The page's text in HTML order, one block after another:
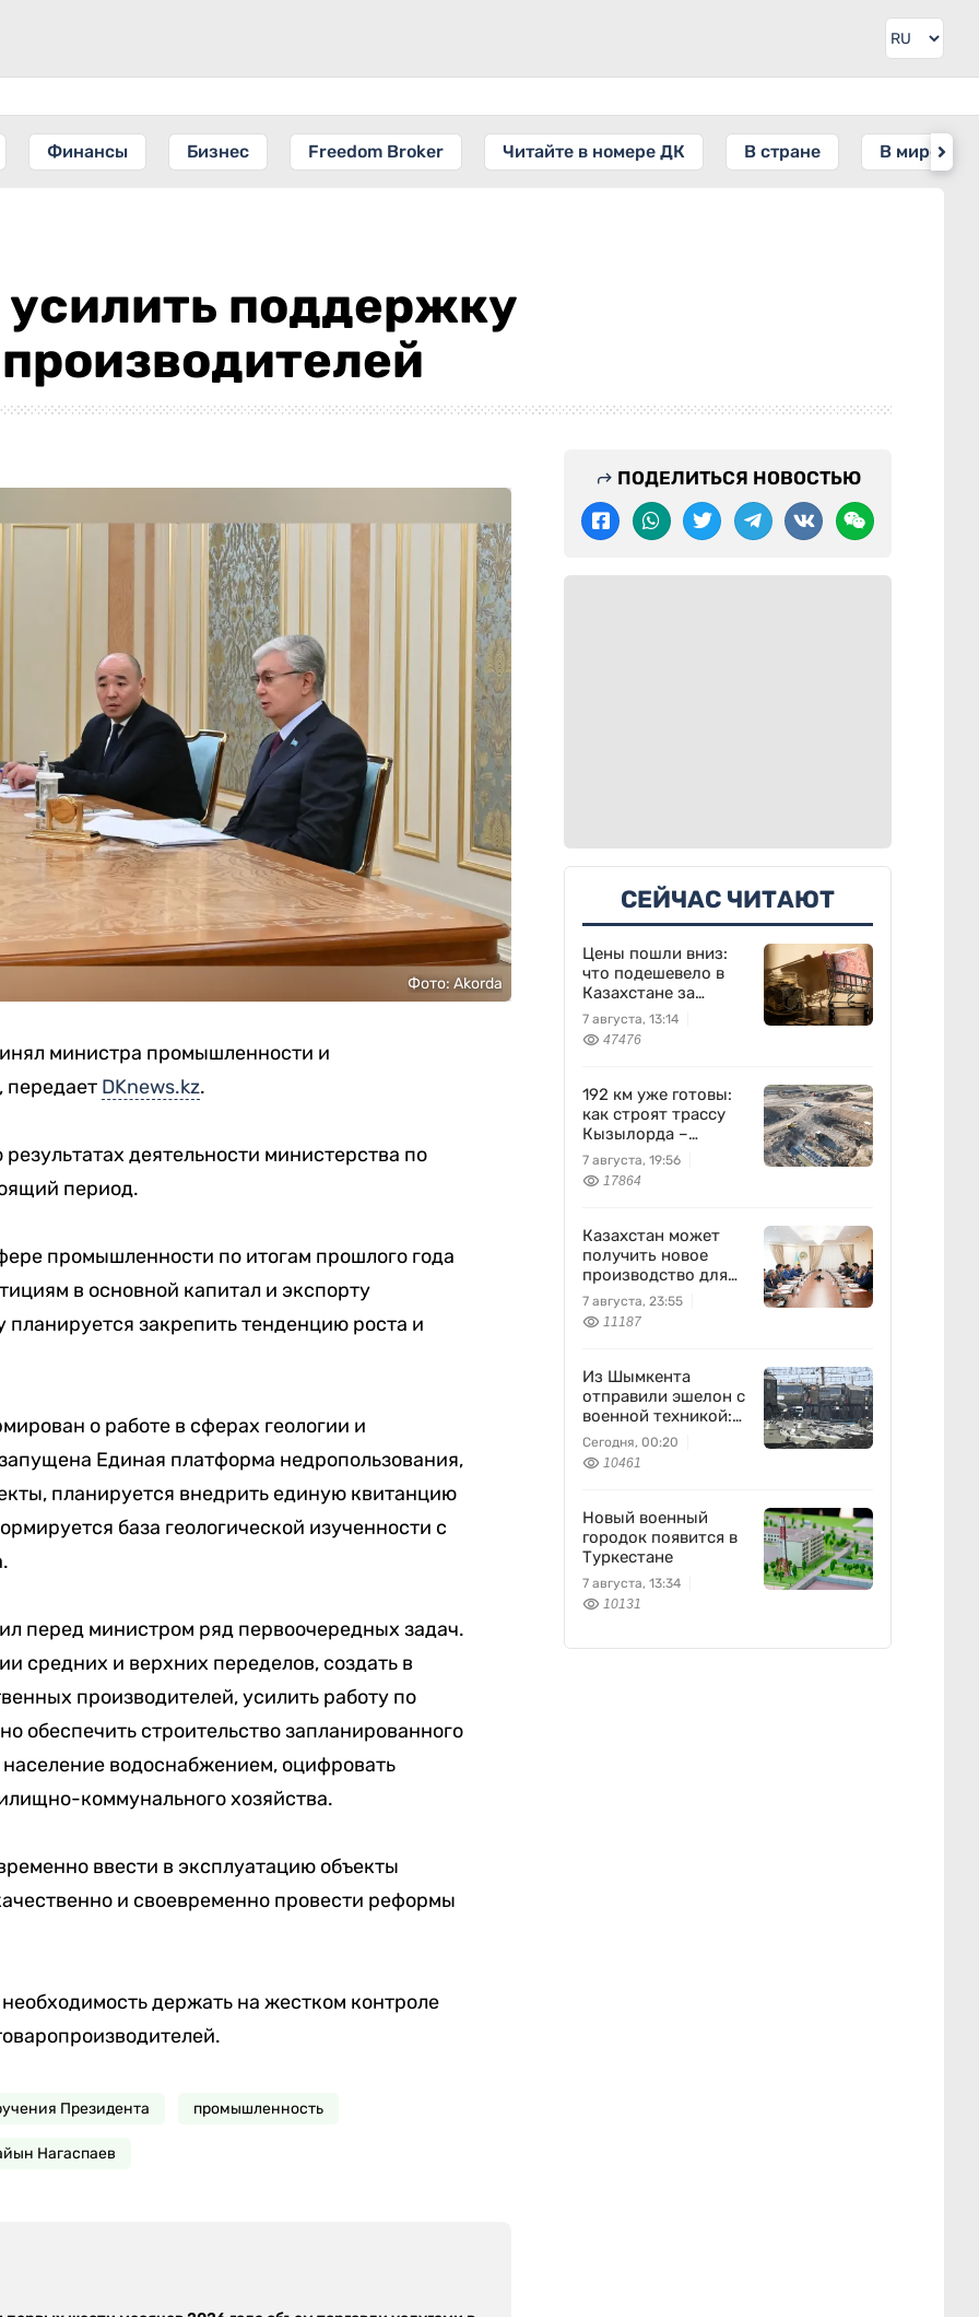
Финансы Бизнес Freedom Broker Читайте в номере ДК В стране В мире
поддержку
Фото: Akorda
министра промышленности и
передает DKnews.kz.
деятельности министерства по
период.
промышленности по итогам прошлого года
в основной капитал и экспорту
закрепить тенденцию роста и
о работе в сферах геологии и
Единая платформа недропользования,
планируется внедрить единую квитанцию
база геологической изученности с
перед министром ряд первоочередных задач.
средних и верхних переделов, создать в
производителей, усилить работу по
обеспечить строительство запланированного
водоснабжением, оцифровать
коммунального хозяйства.
ввести в эксплуатацию объекты
и своевременно провести реформы
держать на жестком контроле
Президента промышленность
Нагаспаев
ПОДЕЛИТЬСЯ НОВОСТЬЮ
СЕЙЧАС ЧИТАЮТ
Цены пошли вниз:
что подешевело в
Казахстане за
неделю
7 августа, 13:14
47476
192 км уже готовы:
как строят трассу
Кызылорда –
Жезказган
7 августа, 19:56
17864
Казахстан может
получить новое
производство для
химпрома и
энергетики
7 августа, 23:55
11187
Из Шымкента
отправили эшелон с
военной техникой:
что известно
Сегодня, 00:20
10461
Новый военный
городок появится в
Туркестане
7 августа, 13:34
10131